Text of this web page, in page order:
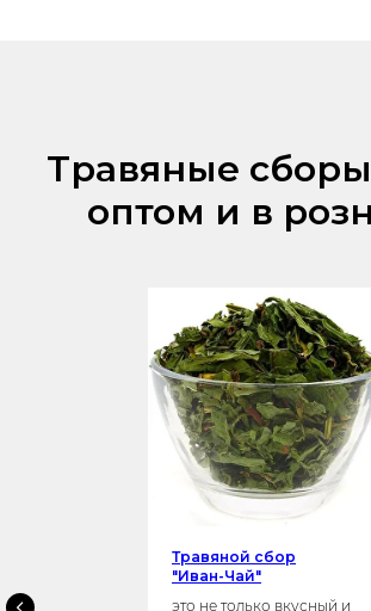
Травяные
оптом и в
Травяной сбор
"Иван-Чай"
это не только вкусный и